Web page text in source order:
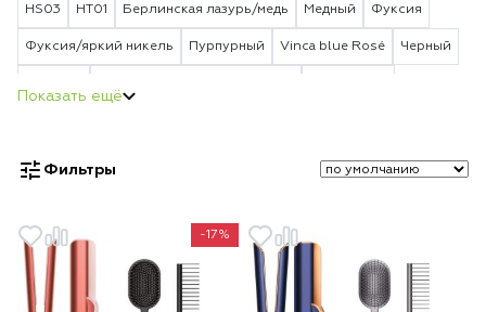
HS03 HT01 Берлинская лазурь/медь Медный Фуксия
Фуксия/яркий никель Пурпурный Vinca blue Rosé Черный
Фильтры
-17%